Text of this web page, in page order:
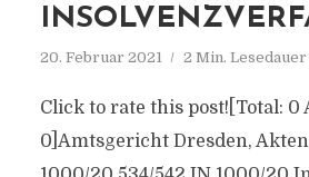
20. Februar 2021 2 Min. Lesedauer
Click to rate this post![Total: 0
0]Amtsgericht Dresden,